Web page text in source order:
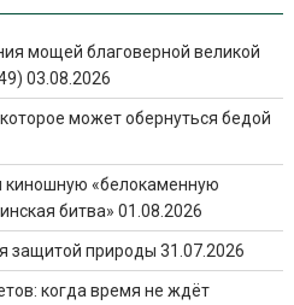
мощей благоверной великой
03.08.2026
может обернуться бедой
киношную «белокаменную
битва» 01.08.2026
защитой природы 31.07.2026
когда время не ждёт